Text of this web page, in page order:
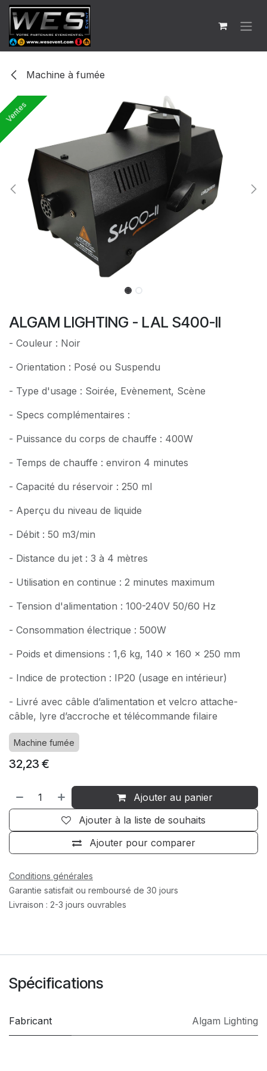
Se rendre au contenu
Machine à fumée
Ventes
Ventes
ALGAM LIGHTING - LAL S400-II
- Couleur : Noir
- Orientation : Posé ou Suspendu
- Type d'usage : Soirée, Evènement, Scène
- Specs complémentaires :
- Puissance du corps de chauffe : 400W
- Temps de chauffe : environ 4 minutes
- Capacité du réservoir : 250 ml
- Aperçu du niveau de liquide
- Débit : 50 m3/min
- Distance du jet : 3 à 4 mètres
- Utilisation en continue : 2 minutes maximum
- Tension d'alimentation : 100-240V 50/60 Hz
- Consommation électrique : 500W
- Poids et dimensions : 1,6 kg, 140 x 160 x 250 mm
- Indice de protection : IP20 (usage en intérieur)
- Livré avec câble d’alimentation et velcro attache-
câble, lyre d’accroche et télécommande filaire
Machine fumée
32,23 €
Ajouter au panier
Ajouter pour comparer
Ajouter à la liste de souhaits
Conditions générales
Garantie satisfait ou remboursé de 30 jours
Livraison : 2-3 jours ouvrables
Spécifications
Fabricant Algam Lighting